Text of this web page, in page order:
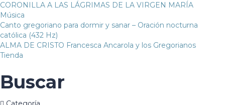
CORONILLA A LAS LÁGRIMAS DE LA VIRGEN MARÍA
Música
Canto gregoriano para dormir y sanar – Oración nocturna
católica (432 Hz)
ALMA DE CRISTO Francesca Ancarola y los Gregorianos
Tienda
Buscar